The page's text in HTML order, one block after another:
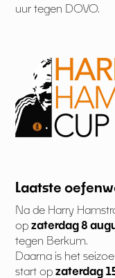
uur tegen DOVO.
Laatste
Na de Harry
opzaterdag 8
tegen Berkum.
Daarna is het
start opzaterdag